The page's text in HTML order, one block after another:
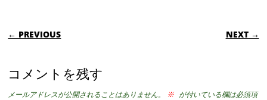
POST NAVIGATION
← PREVIOUS NEXT →
コメントを残す
メールアドレスが公開されることはありません。 ※ が付いている欄は必須項